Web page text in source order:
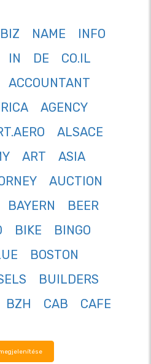
BIZ NAME
INFO
IN DE
CO.IL
ACCOUNTANT
AGENCY
ALSACE
ART
ASIA
AUCTION
BAYERN
BEER
BIKE
BINGO
BOSTON
BUILDERS
BZH CAB
CAFE
megjelenítése